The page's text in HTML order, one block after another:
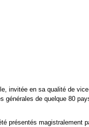
invitée en sa qualité de
générales de quelque 80
présentés magistralement